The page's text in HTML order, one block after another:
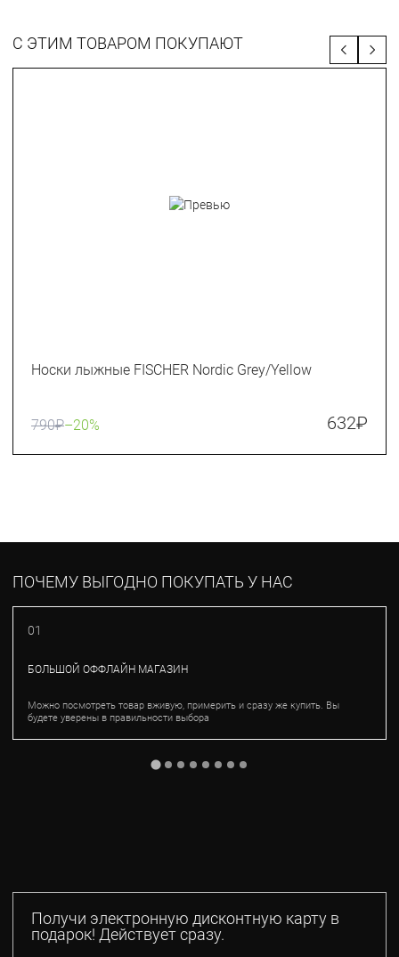
С ЭТИМ ТОВАРОМ ПОКУПАЮТ
Носки лыжные FISCHER Nordic Grey/Yellow
790₽–20% 632₽
ПОЧЕМУ ВЫГОДНО ПОКУПАТЬ У НАС
01
БОЛЬШОЙ ОФФЛАЙН МАГАЗИН
Можно посмотреть товар вживую, примерить и сразу же купить. Вы
будете уверены в правильности выбора
Получи электронную дисконтную карту в
подарок! Действует сразу.